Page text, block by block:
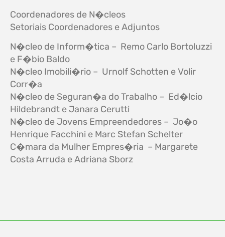
Coordenadores de N�cleos
Setoriais Coordenadores e Adjuntos
N�cleo de Inform�tica – Remo Carlo Bortoluzzi
e F�bio Baldo
N�cleo Imobili�rio – Urnolf Schotten e Volir
Corr�a
N�cleo de Seguran�a do Trabalho – Ed�lcio
Hildebrandt e Janara Cerutti
N�cleo de Jovens Empreendedores – Jo�o
Henrique Facchini e Marc Stefan Schelter
C�mara da Mulher Empres�ria – Margarete
Costa Arruda e Adriana Sborz